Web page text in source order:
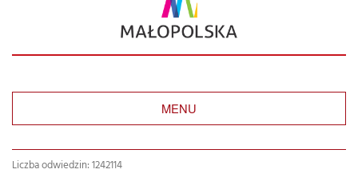
MENU
Liczba odwiedzin: 1242114